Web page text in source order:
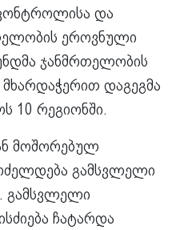
და
ეროვნული
ჯანმრთელობის
დაგეგმა
10 რეგიონში.
მოშორებულ
გამსვლელი
გამსვლელი
ჩატარდა